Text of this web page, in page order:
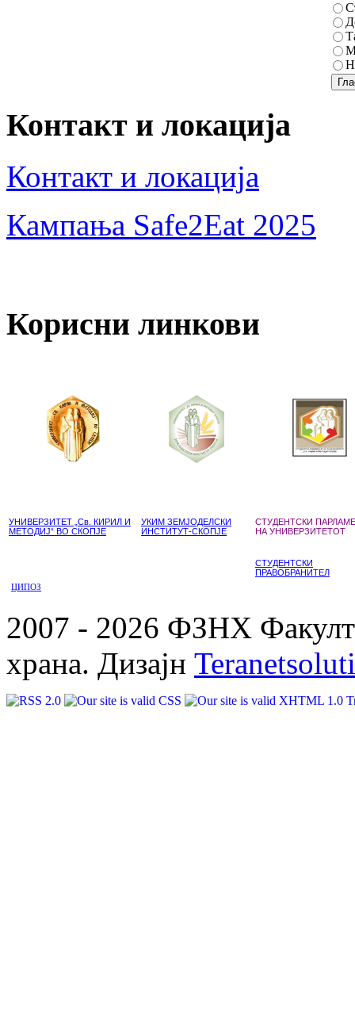
Контакт и локација
Контакт и локација
Кампања Safe2Eat 2025
Корисни линкови
УНИВЕРЗИТЕТ „Св. КИРИЛ И
МЕТОДИЈ“ ВО СКОПЈЕ
УКИМ ЗЕМЈОДЕЛСКИ
ИНСТИТУТ-СКОПЈЕ
СТУДЕНТСКИ
НА УНИВЕРЗИТЕТОТ
СТУДЕНТСКИ
ПРАВОБРАНИТЕЛ
ЦИПОЗ
2007 - 2026 ФЗНХ
храна. Дизајн